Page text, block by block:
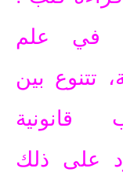
في علم
، تتنوع بين
قانونية
على ذلك